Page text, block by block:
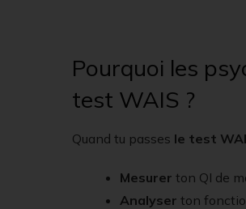
Pourquoi les
test WAIS ?
Quand tu passes le test
Mesurer ton QI de
Analyser ton